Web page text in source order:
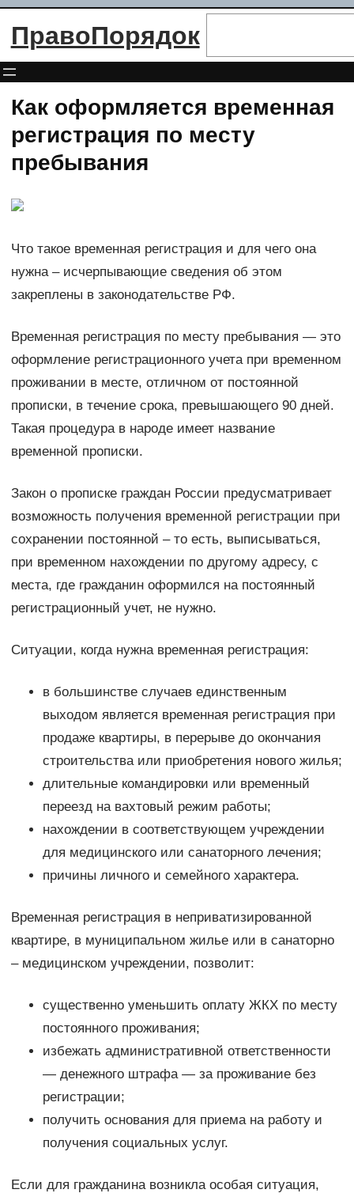
Перейти
ПравоПорядок
Как оформляется временная
регистрация по месту
пребывания
Что такое временная регистрация и для чего она
нужна – исчерпывающие сведения об этом
закреплены в законодательстве РФ.
Временная регистрация по месту пребывания — это
оформление регистрационного учета при временном
проживании в месте, отличном от постоянной
прописки, в течение срока, превышающего 90 дней.
Такая процедура в народе имеет название
временной прописки.
Закон о прописке граждан России предусматривает
возможность получения временной регистрации при
сохранении постоянной – то есть, выписываться,
при временном нахождении по другому адресу, с
места, где гражданин оформился на постоянный
регистрационный учет, не нужно.
Ситуации, когда нужна временная регистрация:
в большинстве случаев единственным
выходом является временная регистрация при
продаже квартиры, в перерыве до окончания
строительства или приобретения нового жилья;
длительные командировки или временный
переезд на вахтовый режим работы;
нахождении в соответствующем учреждении
для медицинского или санаторного лечения;
причины личного и семейного характера.
Временная регистрация в неприватизированной
квартире, в муниципальном жилье или в санаторно
– медицинском учреждении, позволит:
существенно уменьшить оплату ЖКХ по месту
постоянного проживания;
избежать административной ответственности
— денежного штрафа — за проживание без
регистрации;
получить основания для приема на работу и
получения социальных услуг.
Если для гражданина возникла особая ситуация,